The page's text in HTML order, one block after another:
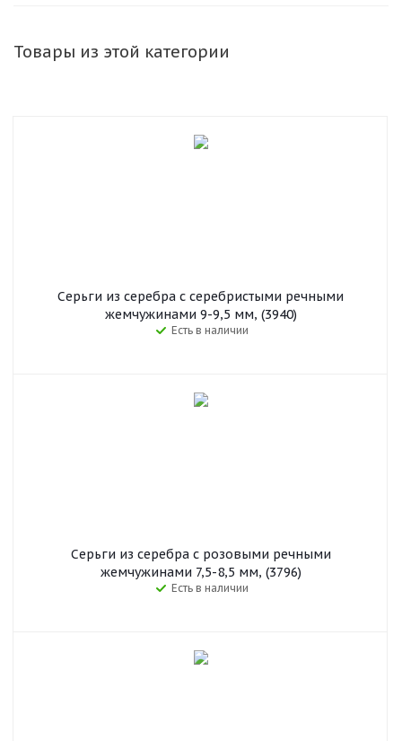
Товары из этой категории
Серьги из серебра с серебристыми речными
жемчужинами 9-9,5 мм, (3940)
Есть в наличии
Серьги из серебра с розовыми речными
жемчужинами 7,5-8,5 мм, (3796)
Есть в наличии